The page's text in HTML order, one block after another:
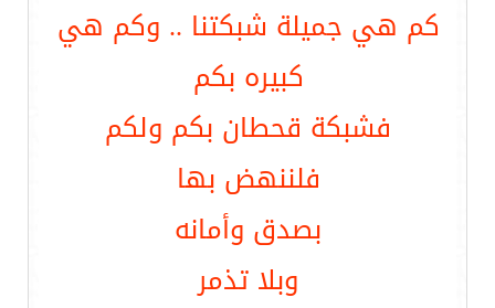
كم هي جميلة شبكتنا .. وكم هي
كبيره بكم
فشبكة قحطان بكم ولكم
فلننهض بها
بصدق وأمانه
وبلا تذمر